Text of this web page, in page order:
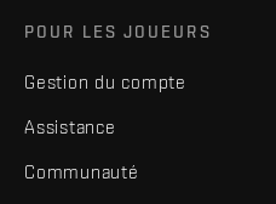
POUR LES JOUEURS
Gestion du compte
Assistance
Communauté